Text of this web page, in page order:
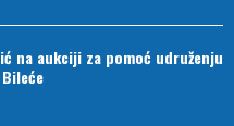
na aukciji za pomoć udruženju